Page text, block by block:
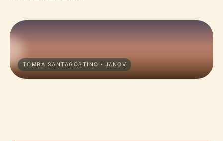
TOMBA SANTAGOSTINO · JANOV